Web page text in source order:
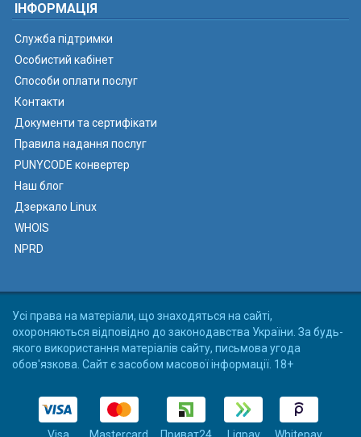
ІНФОРМАЦІЯ
Служба підтримки
Особистий кабінет
Способи оплати послуг
Контакти
Документи та сертифікати
Правила надання послуг
PUNYCODE конвертер
Наш блог
Дзеркало Linux
WHOIS
NPRD
Усі права на матеріали, що знаходяться на сайті,
охороняються відповідно до законодавства України. За будь-
якого використання матеріалів сайту, письмова угода
обов'язкова. Сайт є засобом масової інформації. 18+